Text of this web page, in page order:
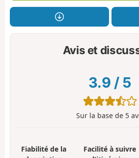
Avis et
3.9 / 5
Sur la base de 5
Fiabilité de la
Facilité à suivre